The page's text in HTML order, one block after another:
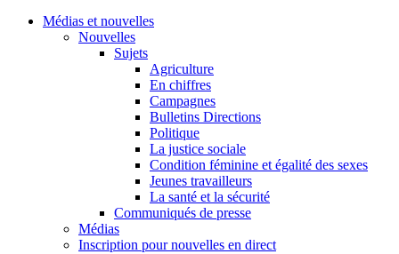
Médias et nouvelles
Nouvelles
Sujets
Agriculture
En chiffres
Campagnes
Bulletins Directions
Politique
La justice sociale
Condition féminine et égalité des sexes
Jeunes travailleurs
La santé et la sécurité
Communiqués de presse
Médias
Inscription pour nouvelles en direct